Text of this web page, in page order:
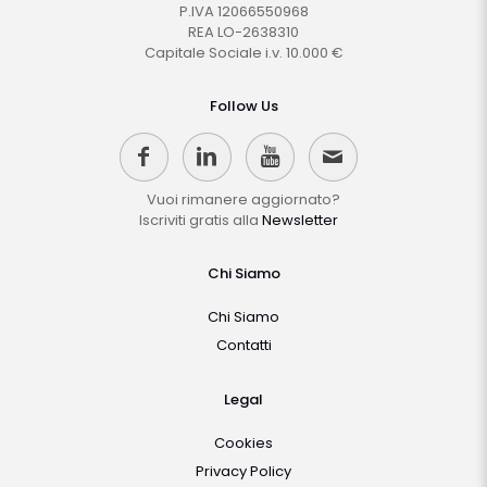
P.IVA 12066550968
REA LO-2638310
Capitale Sociale i.v. 10.000 €
Follow Us
Vuoi rimanere aggiornato?
Iscriviti gratis alla Newsletter
Chi Siamo
Chi Siamo
Contatti
Legal
Cookies
Privacy Policy